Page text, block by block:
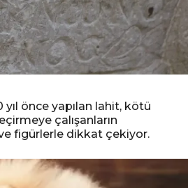
önce yapılan lahit, kötü
çalışanların
figürlerle dikkat çekiyor.